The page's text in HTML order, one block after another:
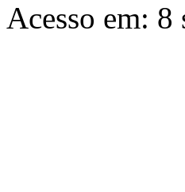
Acesso em: 8